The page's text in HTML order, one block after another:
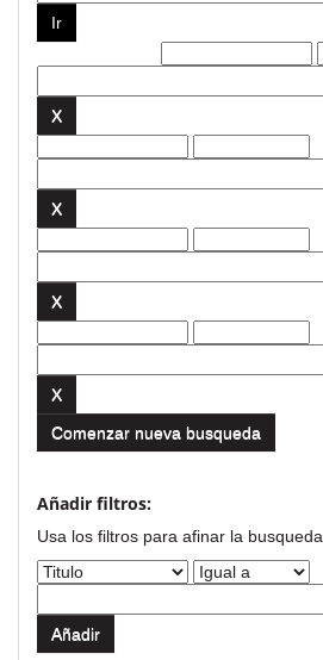
Comenzar nueva busqueda
Añadir filtros:
Usa los filtros para afinar la busqueda.